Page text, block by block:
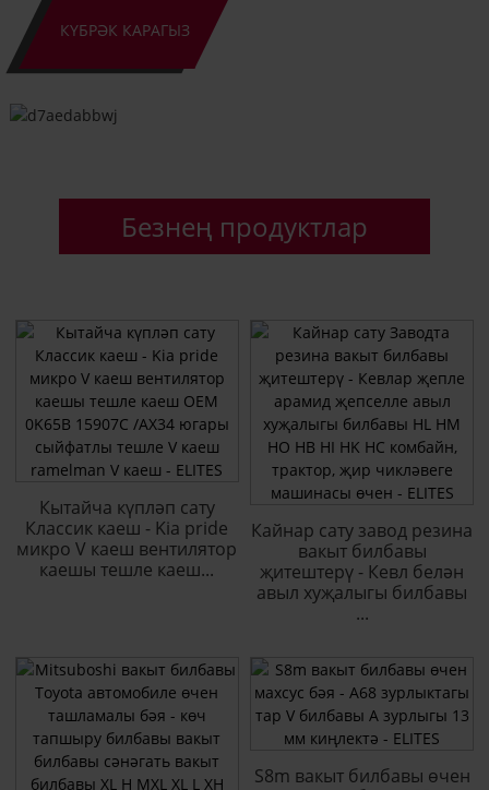
КҮБРӘК КАРАГЫЗ
Безнең продуктлар
Кытайча күпләп сату
Классик каеш - Kia pride
микро V каеш вентилятор
каешы тешле каеш...
Кайнар сату завод резина
вакыт билбавы
җитештерү - Кевл белән
авыл хуҗалыгы билбавы
...
S8m вакыт билбавы өчен